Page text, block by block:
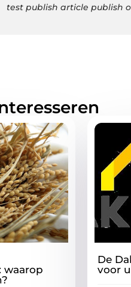
test publish article publish
De
voor